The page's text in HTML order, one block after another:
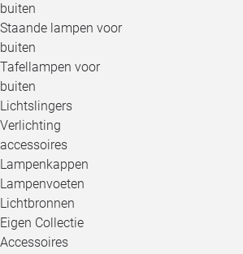
buiten
Staande lampen voor
buiten
Tafellampen voor
buiten
Lichtslingers
Verlichting
accessoires
Lampenkappen
Lampenvoeten
Lichtbronnen
Eigen Collectie
Accessoires